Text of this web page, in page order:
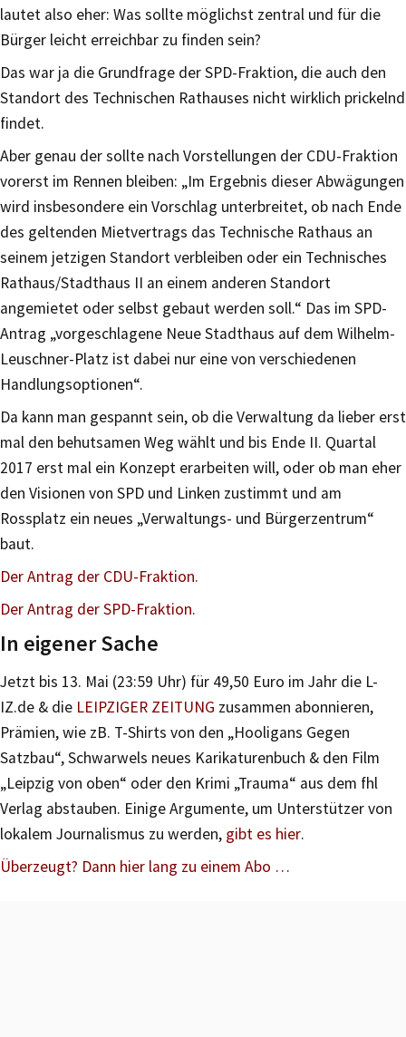
lautet also eher: Was sollte möglichst zentral und für die
Bürger leicht erreichbar zu finden sein?
Das war ja die Grundfrage der SPD-Fraktion, die auch den
Standort des Technischen Rathauses nicht wirklich prickelnd
findet.
Aber genau der sollte nach Vorstellungen der CDU-Fraktion
vorerst im Rennen bleiben: „Im Ergebnis dieser Abwägungen
wird insbesondere ein Vorschlag unterbreitet, ob nach Ende
des geltenden Mietvertrags das Technische Rathaus an
seinem jetzigen Standort verbleiben oder ein Technisches
Rathaus/Stadthaus II an einem anderen Standort
angemietet oder selbst gebaut werden soll.“ Das im SPD-
Antrag „vorgeschlagene Neue Stadthaus auf dem Wilhelm-
Leuschner-Platz ist dabei nur eine von verschiedenen
Handlungsoptionen“.
Da kann man gespannt sein, ob die Verwaltung da lieber erst
mal den behutsamen Weg wählt und bis Ende II. Quartal
2017 erst mal ein Konzept erarbeiten will, oder ob man eher
den Visionen von SPD und Linken zustimmt und am
Rossplatz ein neues „Verwaltungs- und Bürgerzentrum“
baut.
Der Antrag der CDU-Fraktion.
Der Antrag der SPD-Fraktion.
In eigener Sache
Jetzt bis 13. Mai (23:59 Uhr) für 49,50 Euro im Jahr die L-
IZ.de & die LEIPZIGER ZEITUNG zusammen abonnieren,
Prämien, wie zB. T-Shirts von den „Hooligans Gegen
Satzbau“, Schwarwels neues Karikaturenbuch & den Film
„Leipzig von oben“ oder den Krimi „Trauma“ aus dem fhl
Verlag abstauben. Einige Argumente, um Unterstützer von
lokalem Journalismus zu werden, gibt es hier.
Überzeugt? Dann hier lang zu einem Abo …